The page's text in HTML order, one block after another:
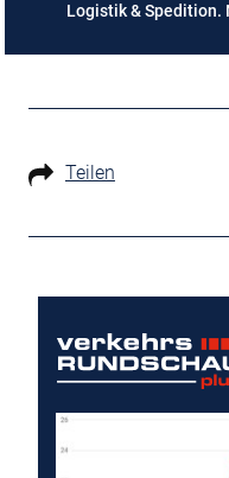
Logistik & Spedition.
Teilen